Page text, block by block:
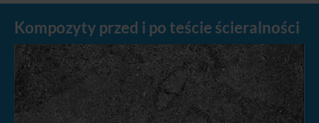
Kompozyty przed i po teście ścieralności